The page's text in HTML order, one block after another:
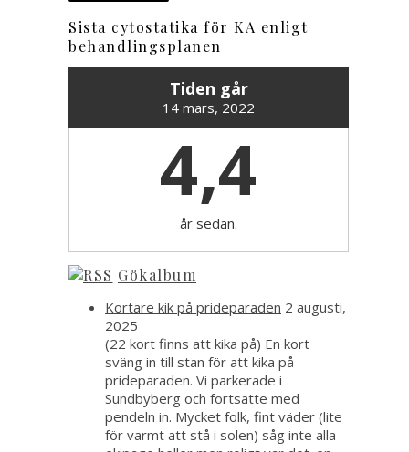
Sista cytostatika för KA enligt
behandlingsplanen
Tiden går
14 mars, 2022
4,4
år sedan.
Gökalbum
Kortare kik på prideparaden 2 augusti,
2025
(22 kort finns att kika på) En kort
sväng in till stan för att kika på
prideparaden. Vi parkerade i
Sundbyberg och fortsatte med
pendeln in. Mycket folk, fint väder (lite
för varmt att stå i solen) såg inte alla